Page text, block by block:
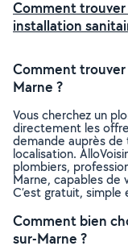
Comment
installation
Comment trouver
Marne ?
Vous cherchez un
directement les
demande auprès
localisation.
plombiers,
Marne, capables de
C’est gratuit,
Comment bien
sur-Marne ?